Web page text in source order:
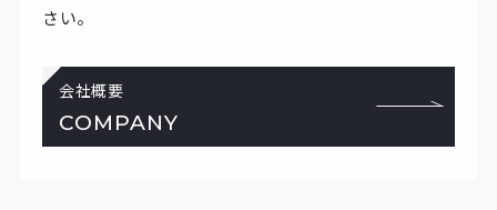
さい。
会社概要
COMPANY